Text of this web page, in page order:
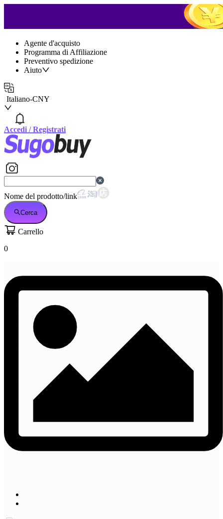
Agente d'acquisto
Programma di Affiliazione
Preventivo spedizione
Aiuto
Italiano-CNY
Accedi /Registrati
Nome del prodotto/link
Cerca
Carrello
0